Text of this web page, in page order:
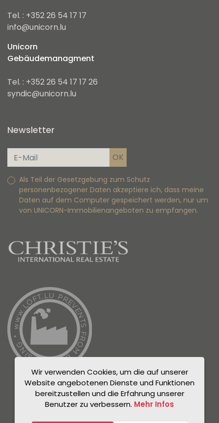
Tel. : +352 26 54 17 17
info@unicorn.lu
Unicorn
Gebäudemanagment
Tel. : +352 26 54 17 17 26
syndic@unicorn.lu
Newsletter
Als Teil der Gesetzgebung zum Schutz
personenbezogener Daten akzeptiere ich, dass meine
Daten auf dem Computer gespeichert werden, nur um
von UNICORN-Immobilienangeboten zu empfangen.
Wir verwenden Cookies, um die auf unserer
Website angebotenen Dienste und Funktionen
bereitzustellen und die Erfahrung unserer
Benutzer zu verbessern. Mehr Infos